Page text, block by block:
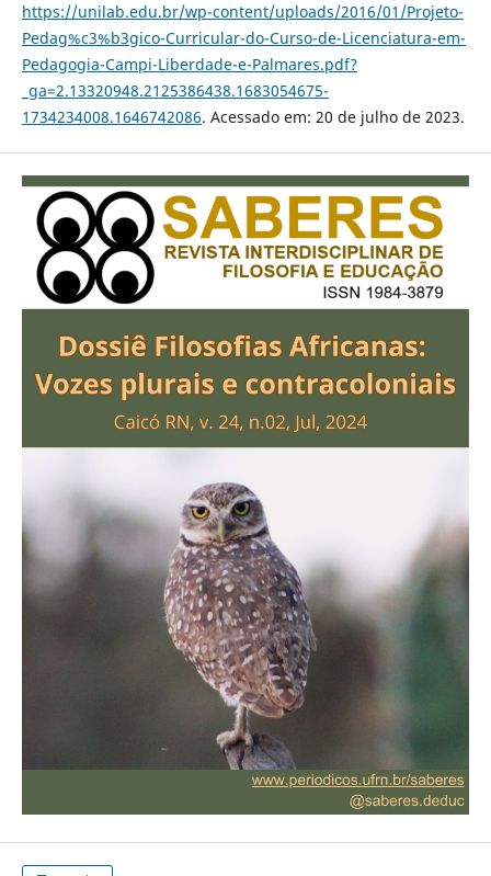
https://unilab.edu.br/wp-content/uploads/2016/01/Projeto-
Pedag%c3%b3gico-Curricular-do-Curso-de-Licenciatura-em-
Pedagogia-Campi-Liberdade-e-Palmares.pdf?
_ga=2.13320948.2125386438.1683054675-
1734234008.1646742086. Acessado em: 20 de julho de 2023.